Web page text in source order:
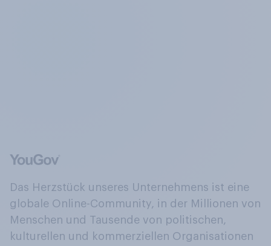
Das Herzstück unseres Unternehmens ist eine
globale Online-Community, in der Millionen von
Menschen und Tausende von politischen,
kulturellen und kommerziellen Organisationen